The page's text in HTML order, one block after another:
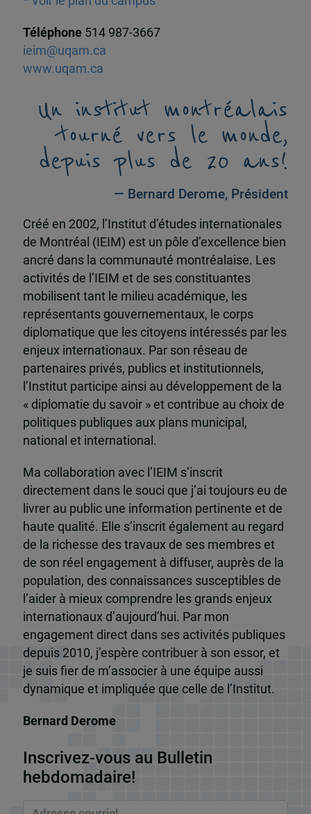
Téléphone 514 987-3667
ieim@uqam.ca
www.uqam.ca
Un institut montréalais
tourné vers le monde,
depuis plus de 20 ans!
— Bernard Derome, Président
Créé en 2002, l’Institut d’études internationales
de Montréal (IEIM) est un pôle d’excellence bien
ancré dans la communauté montréalaise. Les
activités de l’IEIM et de ses constituantes
mobilisent tant le milieu académique, les
représentants gouvernementaux, le corps
diplomatique que les citoyens intéressés par les
enjeux internationaux. Par son réseau de
partenaires privés, publics et institutionnels,
l’Institut participe ainsi au développement de la
« diplomatie du savoir » et contribue au choix de
politiques publiques aux plans municipal,
national et international.
Ma collaboration avec l’IEIM s’inscrit
directement dans le souci que j’ai toujours eu de
livrer au public une information pertinente et de
haute qualité. Elle s’inscrit également au regard
de la richesse des travaux de ses membres et
de son réel engagement à diffuser, auprès de la
population, des connaissances susceptibles de
l’aider à mieux comprendre les grands enjeux
internationaux d’aujourd’hui. Par mon
engagement direct dans ses activités publiques
depuis 2010, j’espère contribuer à son essor, et
je suis fier de m’associer à une équipe aussi
dynamique et impliquée que celle de l’Institut.
Bernard Derome
Inscrivez-vous au Bulletin
hebdomadaire!